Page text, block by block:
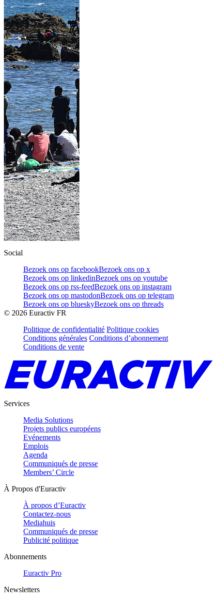
Social
Bezoek ons op facebookBezoek ons op x
Bezoek ons op linkedinBezoek ons op youtube
Bezoek ons op rss-feedBezoek ons op instagram
Bezoek ons op mastodonBezoek ons op telegram
Bezoek ons op blueskyBezoek ons op threads
© 2026 Euractiv FR
Politique de confidentialité Politique cookies
Conditions générales Conditions d’abonnement
Conditions de vente
Services
Media Solutions
Projets publics européens
Evénements
Emplois
Agenda
Communiqués de presse
Members’ Circle
À Propos d'Euractiv
À propos d’Euractiv
Contactez-nous
Mediahuis
Communiqués de presse
Publicité politique
Abonnements
Euractiv Pro
Newsletters